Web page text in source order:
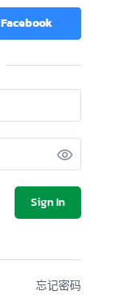
Facebook
Sign In
忘记密码